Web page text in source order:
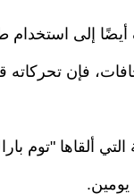
أيضًا إلى
فإن
ألقاها "توم